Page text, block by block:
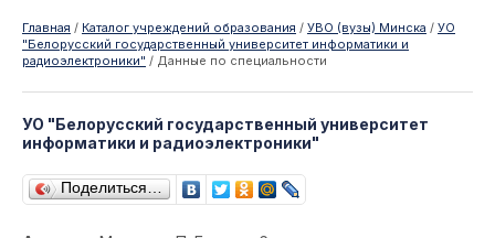
Главная / Каталог учреждений образования / УВО (вузы) Минска / УО
"Белорусский государственный университет информатики и
радиоэлектроники" / Данные по специальности
УО "Белорусский государственный университет
информатики и радиоэлектроники"
Поделиться…